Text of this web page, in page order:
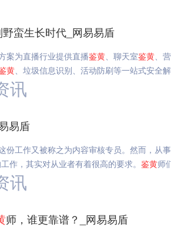
蛮生长时代_网易易盾
案为直播行业提供直播鉴黄、聊天室鉴黄、
黄、垃圾信息识别、活动防刷等一站式安全
讯
易盾
份工作又被称之为内容审核专员。然而，从
作，其实对从业者有着很高的要求。 鉴黄师
讯
师，谁更靠谱？_网易易盾